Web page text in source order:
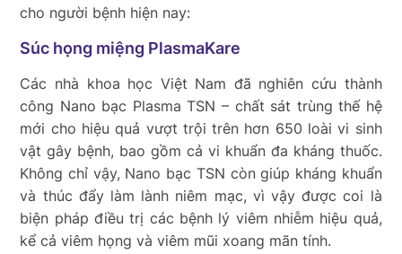
cho người bệnh hiện nay:
Súc họng miệng PlasmaKare
Các nhà khoa học Việt Nam đã nghiên cứu thành
công Nano bạc Plasma TSN – chất sát trùng thế hệ
mới cho hiệu quả vượt trội trên hơn 650 loài vi sinh
vật gây bệnh, bao gồm cả vi khuẩn đa kháng thuốc.
Không chỉ vậy, Nano bạc TSN còn giúp kháng khuẩn
và thúc đẩy làm lành niêm mạc, vì vậy được coi là
biện pháp điều trị các bệnh lý viêm nhiễm hiệu quả,
kể cả viêm họng và viêm mũi xoang mãn tính.